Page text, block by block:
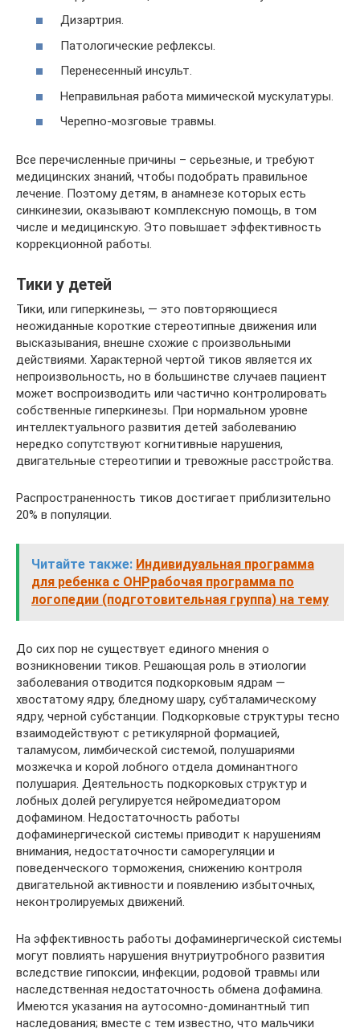
Дизартрия.
Патологические рефлексы.
Перенесенный инсульт.
Неправильная работа мимической мускулатуры.
Черепно-мозговые травмы.
Все перечисленные причины – серьезные, и требуют
медицинских знаний, чтобы подобрать правильное
лечение. Поэтому детям, в анамнезе которых есть
синкинезии, оказывают комплексную помощь, в том
числе и медицинскую. Это повышает эффективность
коррекционной работы.
Тики у детей
Тики, или гиперкинезы, — это повторяющиеся
неожиданные короткие стереотипные движения или
высказывания, внешне схожие с произвольными
действиями. Характерной чертой тиков является их
непроизвольность, но в большинстве случаев пациент
может воспроизводить или частично контролировать
собственные гиперкинезы. При нормальном уровне
интеллектуального развития детей заболеванию
нередко сопутствуют когнитивные нарушения,
двигательные стереотипии и тревожные расстройства.
Распространенность тиков достигает приблизительно
20% в популяции.
Читайте также: Индивидуальная программа
для ребенка с ОНРрабочая программа по
логопедии (подготовительная группа) на тему
До сих пор не существует единого мнения о
возникновении тиков. Решающая роль в этиологии
заболевания отводится подкорковым ядрам —
хвостатому ядру, бледному шару, субталамическому
ядру, черной субстанции. Подкорковые структуры тесно
взаимодействуют с ретикулярной формацией,
таламусом, лимбической системой, полушариями
мозжечка и корой лобного отдела доминантного
полушария. Деятельность подкорковых структур и
лобных долей регулируется нейромедиатором
дофамином. Недостаточность работы
дофаминергической системы приводит к нарушениям
внимания, недостаточности саморегуляции и
поведенческого торможения, снижению контроля
двигательной активности и появлению избыточных,
неконтролируемых движений.
На эффективность работы дофаминергической системы
могут повлиять нарушения внутриутробного развития
вследствие гипоксии, инфекции, родовой травмы или
наследственная недостаточность обмена дофамина.
Имеются указания на аутосомно-доминантный тип
наследования; вместе с тем известно, что мальчики